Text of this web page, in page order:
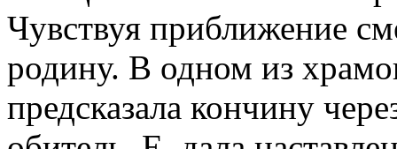
Чувствуя приближение
родину. В одном из
предсказала кончину